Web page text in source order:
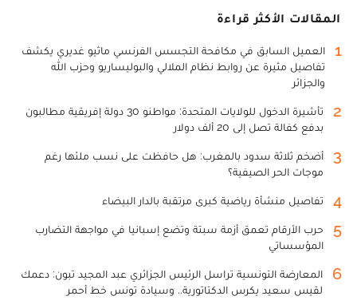
المقالات الأكثر قراءة
1
العميل السابق في مكافحة التجسس الفرنسي ماثيو غديري يكشف
تفاصيل مثيرة عن روابط نظام الملالي والبوليساريو وحزب الله
والجزائر
2
تأشيرة الدخول للولايات المتحدة: مواطنو 30 دولة إفريقية مطالبون
بدفع كفالة تصل إلى 20 ألف دولار
3
أضخم ثلاثة سدود بالمغرب: هل حافظت على نسب ملئها رغم
موجات الحر الصيفية؟
4 تفاصيل منشأة رياضية كبرى مرتقبة بالدار البيضاء
5
حرب الأرقام تعمق أزمة سبتة وتضع إسبانيا في مواجهة التضارب
المؤسساتي
6
المعارضة التونسية تراسل الرئيس الجزائري عبد المجيد تبون: دعمك
لقيس سعيد يكرس الدكتاتورية.. وسيادة تونس خط أحمر